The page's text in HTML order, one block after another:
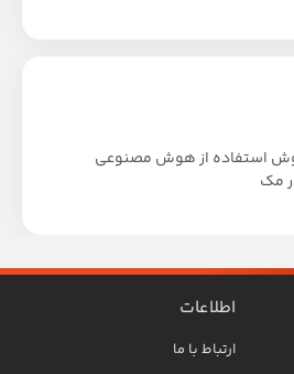
استفاده از هوش مصنوعی
اطلاعات
ارتباط با ما